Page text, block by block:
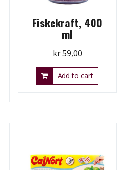
Fiskekraft, 400
ml
kr59,00
Add to cart